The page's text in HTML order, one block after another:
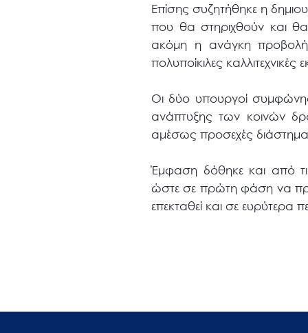
Επίσης συζητήθηκε η
που θα στηριχθούν και θα
ακόμη η ανάγκη
πολυποίκιλες καλλιτεχνικές
Οι δύο υπουργοί
ανάπτυξης των κοινών
αμέσως προσεχές
Έμφαση δόθηκε και από
ώστε σε πρώτη φάση να
επεκταθεί και σε ευρύτερα